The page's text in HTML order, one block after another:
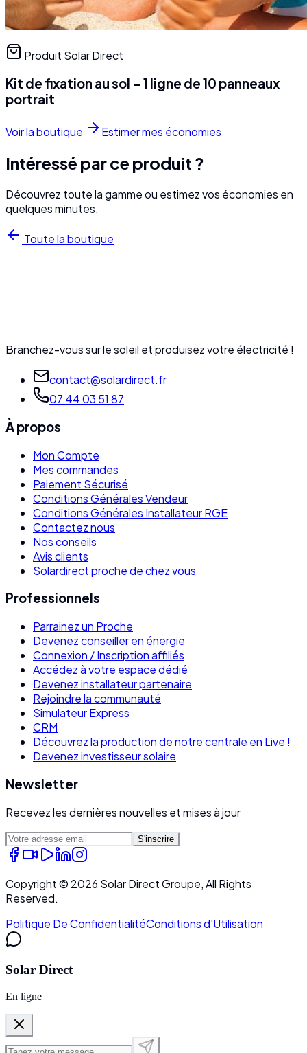
Produit Solar Direct
Kit de fixation au sol – 1 ligne de 10 panneaux
portrait
Voir la boutique Estimer mes économies
Intéressé par ce produit ?
Découvrez toute la gamme ou estimez vos économies en
quelques minutes.
Toute la boutique
Branchez-vous sur le soleil et produisez votre électricité !
contact@solardirect.fr
07 44 03 51 87
À propos
Mon Compte
Mes commandes
Paiement Sécurisé
Conditions Générales Vendeur
Conditions Générales Installateur RGE
Contactez nous
Nos conseils
Avis clients
Solardirect proche de chez vous
Professionnels
Parrainez un Proche
Devenez conseiller en énergie
Connexion / Inscription affiliés
Accédez à votre espace dédié
Devenez installateur partenaire
Rejoindre la communauté
Simulateur Express
CRM
Découvrez la production de notre centrale en Live !
Devenez investisseur solaire
Newsletter
Recevez les dernières nouvelles et mises à jour
S'inscrire
Copyright © 2026 Solar Direct Groupe, All Rights
Reserved.
Politique De ConfidentialitéConditions d'Utilisation
Solar Direct
En ligne